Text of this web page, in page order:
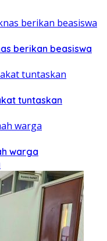
berikan beasiswa
tuntaskan
warga